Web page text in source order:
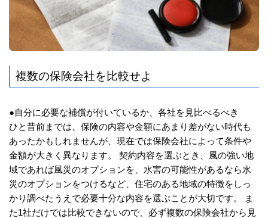
複数の保険会社を比較せよ
●自分に必要な補償が付いているか、各社を見比べるべき
ひと昔前までは、保険の内容や金額にあまり差がない時代も
あったかもしれませんが、現在では保険会社によって条件や
金額が大きく異なります。 契約内容を選ぶとき、風の強い地
域であれば風災のオプションを、水害の可能性があるなら水
災のオプションをつけるなど、住宅のある地域の特徴をしっ
かり調べたうえで必要十分な内容を選ぶことが大切です。 ま
た1社だけでは比較できないので、必ず複数の保険会社から見